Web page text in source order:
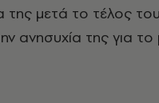
της μετά το τέλος
ανησυχία της για